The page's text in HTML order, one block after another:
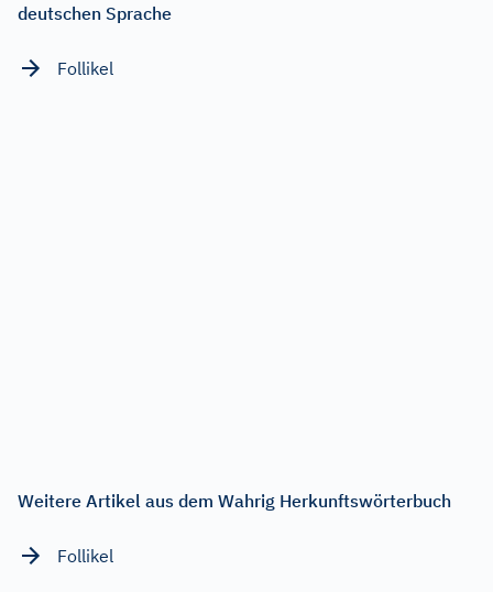
deutschen Sprache
Follikel
Weitere Artikel aus dem Wahrig Herkunftswörterbuch
Follikel